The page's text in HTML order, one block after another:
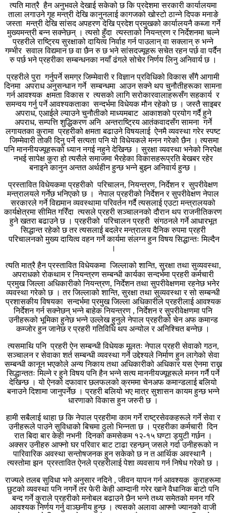
त्यति मात्रै हैन अनुभवले देखाई सकेको छ कि प्रदेशमा सरकारी कार्यालयमा
ताला लगाउने गृह मन्त्री देखि कानुनलाई कागजको खोस्टो ठान्ने दिपक मनाङे
जस्ता मन्त्री देखि सांसद अपहरण देखि प्रदेश प्रमुखको कार्यालयनै कब्जा गर्ने
मुख्यमन्त्री बन्न सक्नेछन् । त्यसो हुँदा त्यस्ताको नियन्त्रण र निर्देशनमा चल्ने
प्रहरीले राष्ट्रिय सुरक्षाको दायित्व निर्वाह गर्न पाउलान् वा सक्लान् रु भन्ने
गम्भीर सवाल विद्यमान छ वा छैन रु छ भने सांसदज्यूहरू सचेत रहन पर्छ वा पर्दैन
रु पर्छ भने प्रहरीका सम्बन्धनका नयाँ ढंगले सोचेर निर्णय लिनु अनिवार्य छ ।
प्रहरीले पुरा गर्नुपर्ने समग्र जिम्मेवारी र विज्ञान प्रविधिको विकास सँगै आगामी
दिनमा अपराध अनुसन्धान गर्ने सम्बन्धमा आउन सक्ने थप चुनौतीहरूका सामना
गर्न आवश्यक क्षमता विकास र त्यसको लागि सरोकारवालाहरूसँग सहकार्य र
समन्वय गर्नु पर्ने आवश्यकताका सन्दर्भमा विधेयक मौन रहेको छ । जस्तै साइबर
अपराध, एआईले ल्याउने चुनौतीको माध्यमबाट आकाशको प्रयोग गर्दै हुने
अपराध, सम्पत्ति शुद्धिकरण अनि अन्तराष्ट्रिय आतंकवादसँग सामना गर्ने
लगायतका कुरामा प्रहरीको क्षमता बढाउने विषयलाई ऐनमै व्यवस्था गरेर स्पष्ट
जिम्मेवारी तोकी दिनु पर्ने सत्यता पनि यो विधेयकले मनन गरेको छैन । त्यसमा
पनि माननीयज्यूहरूको ध्यान नगई नहुने देखिन्छ । सुरक्षा व्यवस्था भनेको निरपेक्ष
नभई सापेक्ष कुरा हो त्यसैले समाजमा भैरहेका विकासहरूप्रति बेखबर रहेर
बनाइने कानुन अन्तत अर्थहीन हुन्छ भन्ने बुझ्न अनिवार्य हुन्छ ।
प्रस्तावित विधेयकमा प्रहरीको परिचालन, नियन्त्रण, निर्देशन र सुपरीवेक्षण
मन्त्रालयले गर्नेछ भनिएको छ । नेपाल प्रहरीको निर्देशन र सुपरीवेक्षण नेपाल
सरकारले गर्ने विद्यमान व्यवस्थामा परिवर्तन गर्दै त्यसलाई एउटा मन्त्रालयको
कार्यक्षेत्रमा सीमित गरिँदा त्यसले प्रहरी सञ्चालनको दौरान थप राजनीतिकरण
हुने खतरा बढाउने छ । प्रहरीको परिचालन प्रहरी संगठनले गर्ने आधारभूत
सिद्धान्त रहेको छ तर त्यसलाई बदलेर मन्त्रालय दैनिक रुपमा प्रहरी
परिचालनको मुख्य दायित्व वहन गर्ने कार्यमा संलग्न हुन विषय सिद्धान्तः मिल्दैन
।
त्यति मात्रै हैन प्रस्तावित विधेयकमा जिल्लाको शान्ति, सुरक्षा तथा सुव्यवस्था,
अपराधको रोकथाम र नियन्त्रण सम्बन्धी कार्यका सन्दर्भमा प्रहरी कर्मचारी
प्रमुख जिल्ला अधिकारीको नियन्त्रण, निर्देशन तथा सुपरीवेक्षणमा रहनेछ भनेर
व्यवस्था गरेको छ । तर जिल्लाको शान्ति, सुरक्षा तथा सुव्यवस्था र सो सम्बन्धी
प्रशासकीय विषयका सन्दर्भमा प्रमुख जिल्ला अधिकारीले प्रहरीलाई आवश्यक
निर्देशन गर्न सक्नेछन् भन्ने बाहेक नियन्त्रण , निर्देशन र सुपरीवेक्षणमा पनि
उनीहरूको भूमिका हुनेछ भन्ने उल्लेख हुनुले नेपाल प्रहरीको चेन अफ कमान्ड
कम्जोर हुन जानेछ र प्रहरी गतिविधि थप अन्योल र अनिश्चित बन्नेछ ।
त्यसमाथि पनि प्रहरी ऐन सम्बन्धी विधेयक मूलतः नेपाल प्रहरी सेवाको गठन,
सञ्चालन र सेवाका शर्त सम्बन्धी व्यवस्था गर्ने उद्देश्यले निर्माण हुन लागेको सेवा
सम्बन्धी कानून भएकोले अन्य निकाय तथा अधिकारीको अधिकार यस ऐनमा राख्न
सिद्धान्ततः मिल्ने र हुने विषय पनि हैन भन्ने सत्य माननीयज्यूहरूले मनन गर्नै पर्ने
देखिन्छ । यो ऐनको दफावार छलफलको क्रममा चेनअफ कमान्डलाई बलियो
बनाउने दिशामा जानुपर्नेछ । प्रहरी बलियो भए मात्र सुशासन कायम हुन्छ भन्ने
धारणाको विकास हुन जरुरी छ ।
हामी सबैलाई थाहा छ कि नेपाल प्रहरीमा काम गर्ने राष्‍ट्रसेवकहरूले गर्ने सेवा र
उनीहरूले पाउने सुविधाको बिचमा ठुलो भिन्नता छ । प्रहरीका कर्मचारी दिन
रात बिदा बार केही नभनी दिनको कमसेकम १२-१५ घण्टा ड्युटी गर्छन ।
अक्सर उनीहरु आफ्नो घर परिवार बाट टाढा रहन्छन् जसले गर्दा उनीहरूको न
पारिवारिक अवस्था सन्तोषजनक हुन सकेको छ न त आर्थिक अवस्थानै ।
त्यस्तोमा झन प्रस्तावित ऐनले प्रहरीलाई पेशा व्यवसाय गर्न निषेध गरेको छ ।
राज्यले तलब सुविधा भने अनुसार नदिने , जीवन यापन गर्न आवश्यक कुराहरूमा
छुटको व्यवस्था पनि नगर्ने तर फेरी केही आम्दानी गरेर खाने वैधानिक बाटो पनि
बन्द गर्ने कुराले प्रहरीको मनोबल बढाउने छैन भन्ने तथ्य समेतको मनन गरि
आवश्यक निर्णय गर्नु वाञ्छनीय हुन्छ । त्यसको अलावा आफ्नो ज्यानको वाजी